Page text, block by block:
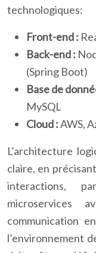
technologiques:
Front-end :
Back-end :
(Spring Boot)
Base de
MySQL
Cloud :AWS,
L’architecture
claire, en
interactions,
microservices
communication
l’environnement